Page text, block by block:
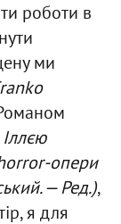
роботи в
ми
опери
— Ред.),
я для